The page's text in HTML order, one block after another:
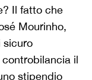
Il fatto che
Mourinho,
sicuro
il
stipendio